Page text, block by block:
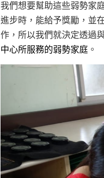
我們想要幫助這些弱勢家
進步時，能給予獎勵，並
作，所以我們就決定透過
中心所服務的弱勢家庭 。